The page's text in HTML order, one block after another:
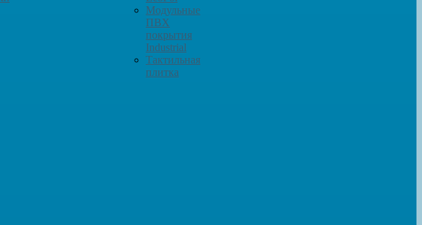
Модульные
ПВХ
покрытия
Industrial
Тактильная
плитка